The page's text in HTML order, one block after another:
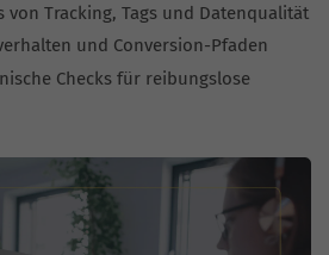
von Tracking, Tags und Datenqualität
und Conversion-Pfaden
Checks für reibungslose